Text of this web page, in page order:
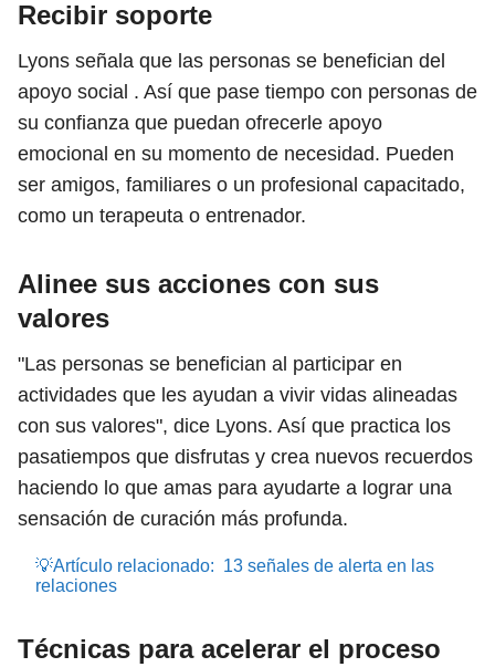
Recibir soporte
Lyons señala que las personas se benefician del
apoyo social . Así que pase tiempo con personas de
su confianza que puedan ofrecerle apoyo
emocional en su momento de necesidad. Pueden
ser amigos, familiares o un profesional capacitado,
como un terapeuta o entrenador.
Alinee sus acciones con sus
valores
"Las personas se benefician al participar en
actividades que les ayudan a vivir vidas alineadas
con sus valores", dice Lyons. Así que practica los
pasatiempos que disfrutas y crea nuevos recuerdos
haciendo lo que amas para ayudarte a lograr una
sensación de curación más profunda.
💡Artículo relacionado: 13 señales de alerta en las
relaciones
Técnicas para acelerar el proceso